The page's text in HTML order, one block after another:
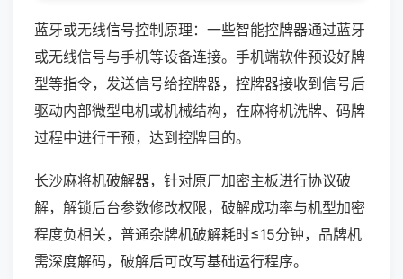
蓝牙或无线信号控制原理：一些智能控牌器通过蓝牙
或无线信号与手机等设备连接。手机端软件预设好牌
型等指令，发送信号给控牌器，控牌器接收到信号后
驱动内部微型电机或机械结构，在麻将机洗牌、码牌
过程中进行干预，达到控牌目的。
长沙麻将机破解器，针对原厂加密主板进行协议破
解，解锁后台参数修改权限，破解成功率与机型加密
程度负相关，普通杂牌机破解耗时≤15分钟，品牌机
需深度解码，破解后可改写基础运行程序。